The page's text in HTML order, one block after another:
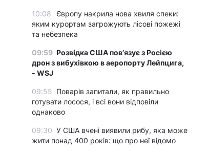
10:08
Європу накрила нова хвиля спеки:
яким курортам загрожують лісові пожежі
та небезпека
09:59 Розвідка США пов’язує з Росією
дрон з вибухівкою в аеропорту Лейпцига,
- WSJ
09:55 Поварів запитали, як правильно
готувати лосося, і всі вони відповіли
однаково
09:30 У США вчені виявили рибу, яка може
жити понад 400 років: що про неї відомо